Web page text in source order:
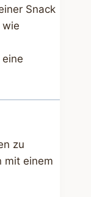
Snack
wie
zu
mit einem